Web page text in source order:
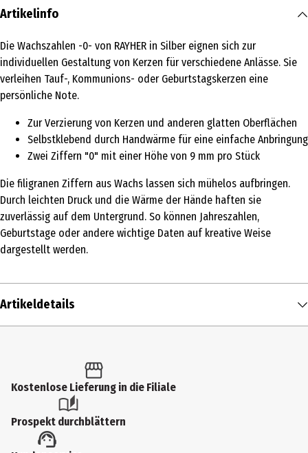
Artikelinfo
Die Wachszahlen -0- von RAYHER in Silber eignen sich zur
individuellen Gestaltung von Kerzen für verschiedene Anlässe. Sie
verleihen Tauf-, Kommunions- oder Geburtstagskerzen eine
persönliche Note.
Zur Verzierung von Kerzen und anderen glatten Oberflächen
Selbstklebend durch Handwärme für eine einfache Anbringung
Zwei Ziffern "0" mit einer Höhe von 9 mm pro Stück
Die filigranen Ziffern aus Wachs lassen sich mühelos aufbringen.
Durch leichten Druck und die Wärme der Hände haften sie
zuverlässig auf dem Untergrund. So können Jahreszahlen,
Geburtstage oder andere wichtige Daten auf kreative Weise
dargestellt werden.
Artikeldetails
Produkttyp
Artikelnummer des Herstellers
Kostenlose Lieferung in die Filiale
Prospekt durchblättern